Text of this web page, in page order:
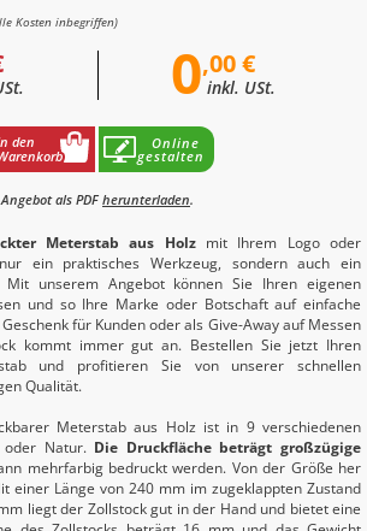
Kosten inbegriffen)
0,00 €
inkl. USt.
den
Online
gestalten
Angebot als PDF herunterladen.
Meterstab aus Holzmit Ihrem Logo oder
ein praktisches Werkzeug, sondern auch ein
Mit unserem Angebot können Sie Ihren eigenen
und so Ihre Marke oder Botschaft auf einfache
für Kunden oder als Give-Away auf Messen
kommt immer gut an. Bestellen Sie jetzt Ihren
und profitieren Sie von unserer schnellen
Qualität.
Meterstab aus Holz ist in 9 verschiedenen
oder Natur. Die Druckfläche beträgt großzügige
mehrfarbig bedruckt werden. Von der Größe her
einer Länge von 240 mm im zugeklappten Zustand
liegt der Zollstock gut in der Hand und bietet eine